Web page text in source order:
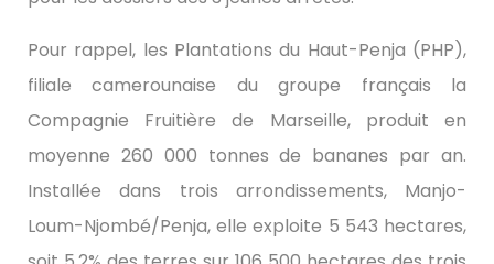
Pour rappel, les Plantations du Haut-Penja (PHP),
filiale camerounaise du groupe français la
Compagnie Fruitière de Marseille, produit en
moyenne 260 000 tonnes de bananes par an.
Installée dans trois arrondissements, Manjo-
Loum-Njombé/Penja, elle exploite 5 543 hectares,